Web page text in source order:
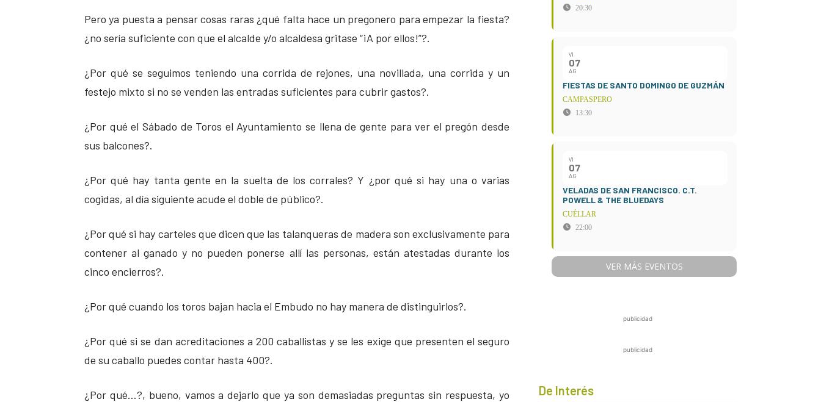
Pero ya puesta a pensar cosas raras ¿qué falta hace un pregonero para empezar la fiesta?
¿no sería suficiente con que el alcalde y/o alcaldesa gritase “¡A por ellos!”?.
¿Por qué se seguimos teniendo una corrida de rejones, una novillada, una corrida y un
festejo mixto si no se venden las entradas suficientes para cubrir gastos?.
¿Por qué el Sábado de Toros el Ayuntamiento se llena de gente para ver el pregón desde
sus balcones?.
¿Por qué hay tanta gente en la suelta de los corrales? Y ¿por qué si hay una o varias
cogidas, al día siguiente acude el doble de público?.
¿Por qué si hay carteles que dicen que las talanqueras de madera son exclusivamente para
contener al ganado y no pueden ponerse allí las personas, están atestadas durante los
cinco encierros?.
¿Por qué cuando los toros bajan hacia el Embudo no hay manera de distinguirlos?.
¿Por qué si se dan acreditaciones a 200 caballistas y se les exige que presenten el seguro
de su caballo puedes contar hasta 400?.
¿Por qué…?, bueno, vamos a dejarlo que ya son demasiadas preguntas sin respuesta, yo
20:30
VI
07
AG
FIESTAS DE SANTO DOMINGO DE GUZMÁN
CAMPASPERO
13:30
VI
07
AG
VELADAS DE SAN FRANCISCO. C.T.
POWELL & THE BLUEDAYS
CUÉLLAR
22:00
VER MÁS EVENTOS
publicidad
publicidad
De Interés